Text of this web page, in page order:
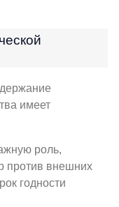
имеет
роль,
против внешних
годности